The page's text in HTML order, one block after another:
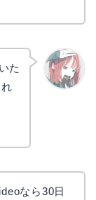
た
なら30日